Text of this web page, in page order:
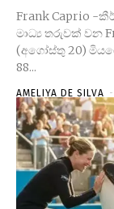
Frank Caprio -
මාධ්‍ය තරුවක් වන
(අගෝස්තු 20)
88...
AMELIYA DE SILVA -